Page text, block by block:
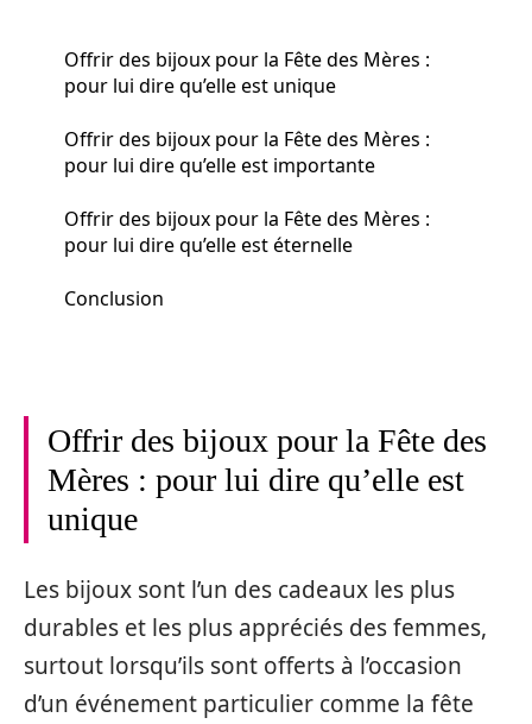
Offrir des bijoux pour la Fête des Mères :
pour lui dire qu’elle est unique
Offrir des bijoux pour la Fête des Mères :
pour lui dire qu’elle est importante
Offrir des bijoux pour la Fête des Mères :
pour lui dire qu’elle est éternelle
Conclusion
Offrir des bijoux pour la Fête des
Mères : pour lui dire qu’elle est
unique
Les bijoux sont l’un des cadeaux les plus
durables et les plus appréciés des femmes,
surtout lorsqu’ils sont offerts à l’occasion
d’un événement particulier comme la fête